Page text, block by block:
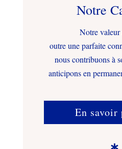
Notre
Notre valeur
outre une parfaite
nous contribuons à
anticipons en
En savoir
